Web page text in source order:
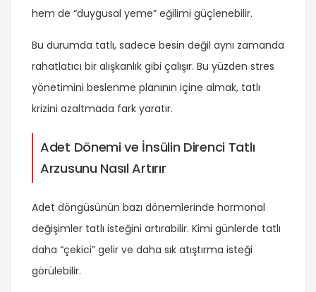
hem de “duygusal yeme” eğilimi güçlenebilir.
Bu durumda tatlı, sadece besin değil aynı zamanda
rahatlatıcı bir alışkanlık gibi çalışır. Bu yüzden stres
yönetimini beslenme planının içine almak, tatlı
krizini azaltmada fark yaratır.
Adet Dönemi ve İnsülin Direnci Tatlı
Arzusunu Nasıl Artırır
Adet döngüsünün bazı dönemlerinde hormonal
değişimler tatlı isteğini artırabilir. Kimi günlerde tatlı
daha “çekici” gelir ve daha sık atıştırma isteği
görülebilir.